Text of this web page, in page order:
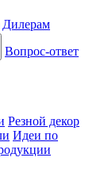
Дилерам
Вопрос-ответ
Резной декор
Идеи по